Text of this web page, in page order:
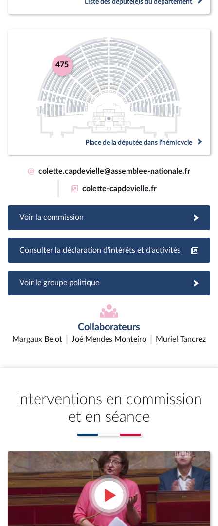
Liste des député(e)s du département
475
Place de la députée dans l'hémicycle
@ colette.capdevielle@assemblee-nationale.fr
colette-capdevielle.fr
Voir la commission
Consulter la déclaration d'intérêts et d'activités
Voir le groupe politique
Collaborateurs
Margaux Belot Joé Mendes Monteiro Muriel Tancrez
Interventions en commission
et en séance